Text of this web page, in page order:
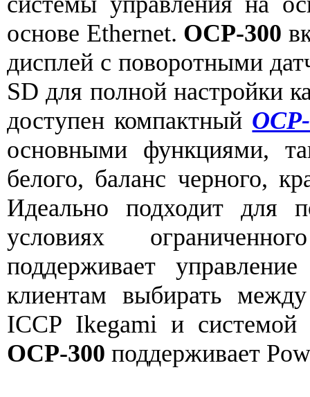
основе Ethernet. OCP-300
дисплей с поворотными
SD для полной настройки
доступен компактный
основными функциями,
белого, баланс черного,
Идеально подходит для
условиях
поддерживает
клиентам выбирать
ICCP Ikegami и системой
OCP-300 поддерживает